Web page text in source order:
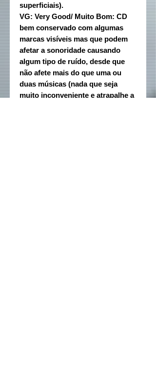
superficiais).
VG: Very Good/ Muito Bom: CD
bem conservado com algumas
marcas visíveis mas que podem
afetar a sonoridade causando
algum tipo de ruído, desde que
não afete mais do que uma ou
duas músicas (nada que seja
muito inconveniente e atrapalhe a